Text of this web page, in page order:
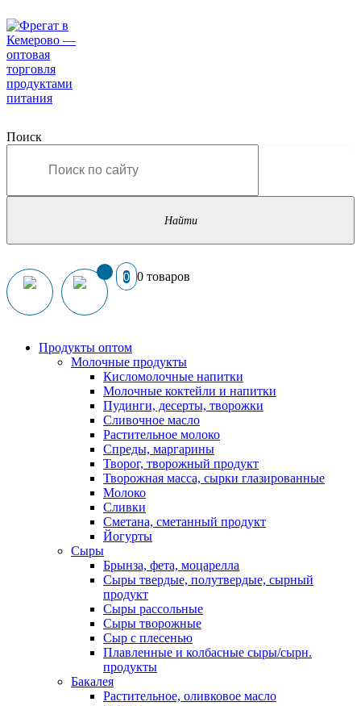
Поиск
0 0 товаров
Продукты оптом
Молочные продукты
Кисломолочные напитки
Молочные коктейли и напитки
Пудинги, десерты, творожки
Сливочное масло
Растительное молоко
Спреды, маргарины
Творог, творожный продукт
Творожная масса, сырки глазированные
Молоко
Сливки
Сметана, сметанный продукт
Йогурты
Сыры
Брынза, фета, моцарелла
Сыры твердые, полутвердые, сырный
продукт
Сыры рассольные
Сыры творожные
Сыр с плесенью
Плавленные и колбасные сыры/сырн.
продукты
Бакалея
Растительное, оливковое масло